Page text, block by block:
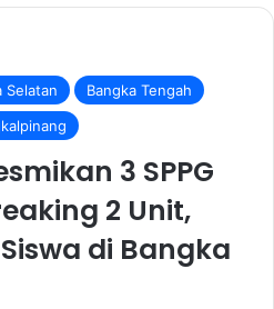
Selatan
Bangka Tengah
3 SPPG
2 Unit,
di Bangka